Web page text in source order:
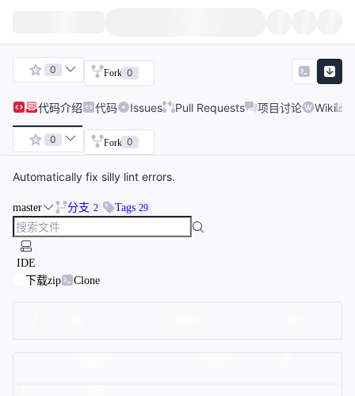
0 Fork 0
代码介绍 代码 Issues Pull Requests 项目讨论 Wiki
0 Fork 0
Automatically fix silly lint errors.
master 分支 2 Tags 29
IDE
下载zip
Clone